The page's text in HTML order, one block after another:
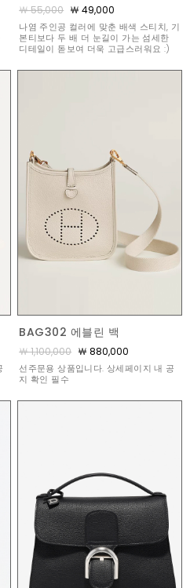
￦ 55,000 ￦ 49,000
나염 주인공 컬러에 맞춘 배색 스티치, 기
본티보다 두 배 더 눈길이 가는 섬세한
디테일이 돋보여 더욱 고급스러워요 :)
BAG302 에블린 백
￦ 1,100,000 ￦ 880,000
선주문용 상품입니다. 상세페이지 내 공
지 확인 필수